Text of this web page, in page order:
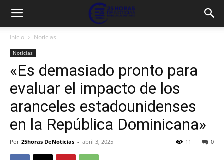
Inicio Noticias
Noticias
«Es demasiado pronto para
evaluar el impacto de los
aranceles estadounidenses
en la República Dominicana»
Por 25horas DeNoticias - abril 3, 2025 0
11